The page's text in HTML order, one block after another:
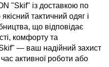
"Skif" із доставкою по
тактичний одяг і
що відповідає
комфорту та
— ваш надійний захист
час активної роботи або